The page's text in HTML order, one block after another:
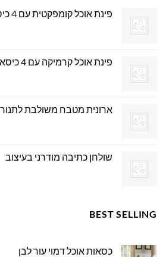
פינת אוכל קומפקטית עם 4 כיסאות מרופדים
פינת אוכל קרמיקה עם 4 כיסאות
ארונית מטבח משולבת לתנור
שולחן כתיבה מודרני בעיצוב
BEST SELLING
כסאות אוכל דמוי עור לבן